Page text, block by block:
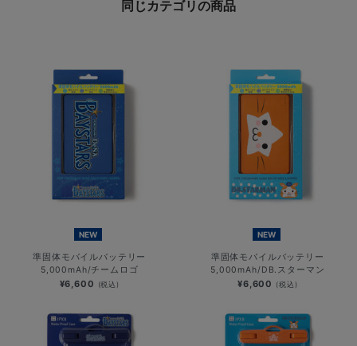
同じカテゴリの商品
NEW
準固体モバイルバッテリー
5,000mAh/チームロゴ
¥6,600 (税込)
NEW
準固体モバイルバッテリー
5,000mAh/DB.スターマン
¥6,600 (税込)